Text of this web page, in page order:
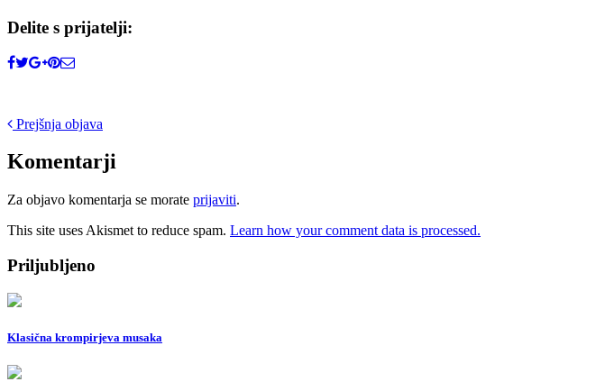
Delite s prijatelji:
Post
navigation
Prejšnja objava
Komentarji
Za objavo komentarja se morate prijaviti.
This site uses Akismet to reduce spam. Learn how your comment data is processed.
Priljubljeno
Klasična krompirjeva musaka